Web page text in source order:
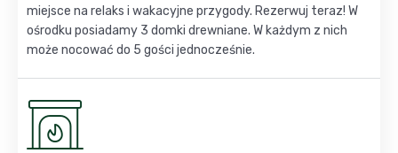
miejsce na relaks i wakacyjne przygody. Rezerwuj teraz! W
ośrodku posiadamy 3 domki drewniane. W każdym z nich
może nocować do 5 gości jednocześnie.